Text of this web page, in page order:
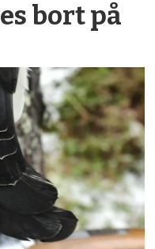
bort på